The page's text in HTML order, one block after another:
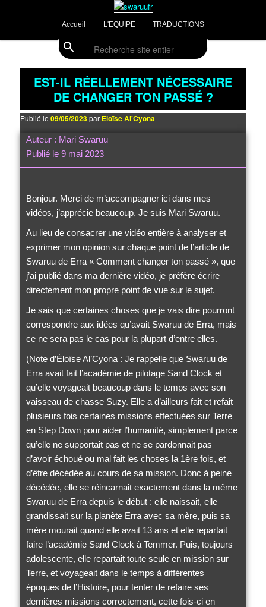
principal
secondaireswaruufr
Divulgations Swaruurienne et Taygetienne
search
Accueil L'EQUIPE TRADUCTIONS
EST-IL RÉELLEMENT NÉCESSAIRE
DE CHANGER TON PASSÉ ?
Publié le09/05/2023par Eloïse Al'Cyona
Auteur : Mari Swaruu
Publié le 9 mai 2023
Bonjour. Merci de m’accompagner ici dans mes
vidéos, j’apprécie beaucoup. Je suis Mari Swaruu.
Au lieu de consacrer une vidéo entière à analyser et
exprimer mon opinion sur chaque point de l’article de
Swaruu de Erra « Comment changer ton passé », que
j’ai publié dans ma dernière vidéo, je préfère écrire
directement mon propre point de vue sur le sujet.
Je sais que certaines choses que je vais dire pourront
correspondre aux idées qu’avait Swaruu de Erra, mais
ce ne sera pas le cas pour la plupart d’entre elles.
(Note d’Éloïse Al’Cyona : Je rappelle que Swaruu de
Erra avait fait l’académie de pilotage Sand Clock et
qu’elle voyageait beaucoup dans le temps avec son
vaisseau de chasse Suzy. Elle a d’ailleurs fait et refait
plusieurs fois certaines missions effectuées sur Terre
en Step Down pour aider l’humanité, simplement parce
qu’elle ne supportait pas et ne se pardonnait pas
d’avoir échoué ou mal fait les choses la 1ère fois, et
d’être décédée au cours de sa mission. Donc à peine
décédée, elle se réincarnait exactement dans la même
Swaruu de Erra depuis le début : elle naissait, elle
grandissait sur la planète Erra avec sa mère, puis sa
mère mourait quand elle avait 13 ans et elle repartait
faire l’académie Sand Clock à Temmer. Puis, toujours
adolescente, elle repartait toute seule en mission sur
Terre, et voyageait dans le temps à différentes
époques de l’Histoire, pour tenter de refaire ses
dernières missions correctement, cette fois-ci en